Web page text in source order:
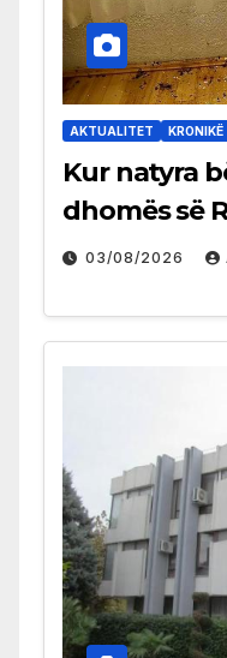
AKTUALITET KRONIKË
Kur natyra
dhomës së
03/08/2026